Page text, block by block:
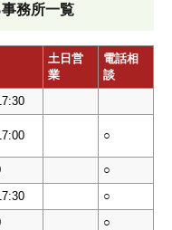
務所一覧
土日営
業
電話相
談
○
○
○
○